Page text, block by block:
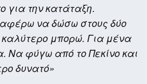
για την κατάταξη.
να δώσω στους δύο
μπορώ. Για μένα
Να φύγω από το Πεκίνο και
δυνατό»